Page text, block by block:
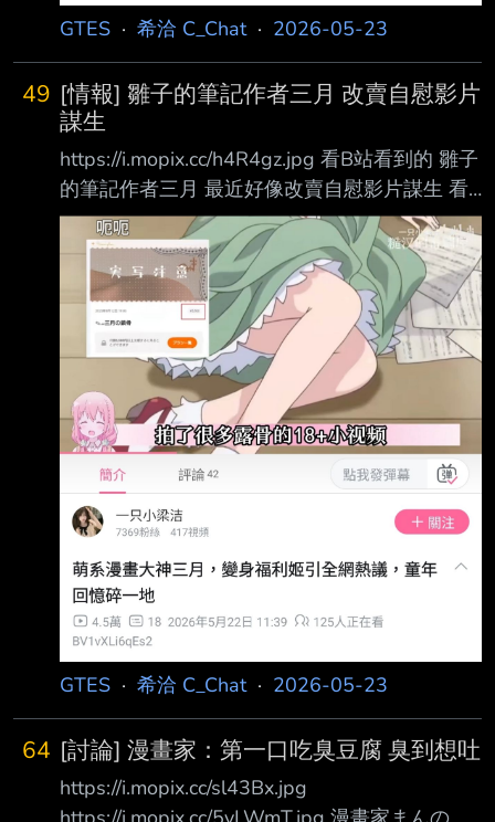
GTES · 希洽 C_Chat· 2026-05-23
49 [情報] 雛子的筆記作者三月 改賣自慰影片
謀生
https://i.mopix.cc/h4R4gz.jpg 看B站看到的 雛子
的筆記作者三月 最近好像改賣自慰影片謀生 看
到有點驚訝 圖就不附了 有興趣可以自己去
candfans找 https://i.mopix.cc/4KHUqD.jpg --
GTES · 希洽 C_Chat· 2026-05-23
64 [討論] 漫畫家：第一口吃臭豆腐 臭到想吐
https://i.mopix.cc/sl43Bx.jpg